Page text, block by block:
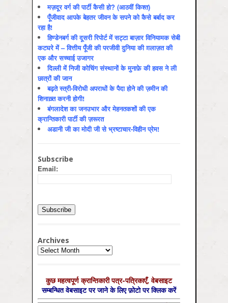
मज़दूर वर्ग की पार्टी कैसी हो? (आठवीं किश्त)
पूँजीवाद आपके बेहतर जीवन के सपने को कैसे बर्बाद कर
रहा है!
हिण्डेनबर्ग की दूसरी रिपोर्ट में सट्टा बाज़ार विनियामक सेबी
कटघरे में – वित्तीय पूँजी की परजीवी दुनिया की ग़लाज़त की
एक और सच्चाई उजागर
दिल्ली में निजी कोचिंग संस्थानों के मुनाफ़े की हवस ने ली
छात्रों की जान
बढ़ते स्त्री-विरोधी अपराधों के पैदा होने की ज़मीन की
शिनाख़्त करनी होगी!
बंगलादेश का जनउभार और मेहनतकशों की एक
क्रान्तिकारी पार्टी की ज़रूरत
अडानी जी का मोदी जी से भ्रष्टाचार-विहीन प्रेम!
Subscribe
Email:
Archives
Archives
कुछ महत्‍वपूर्ण क्रान्तिकारी पत्र-पत्रिकाएँ, वेबसाइट
सम्‍बन्धित वेबसाइट पर जाने के लिए फ़ोटो पर क्लिक करें